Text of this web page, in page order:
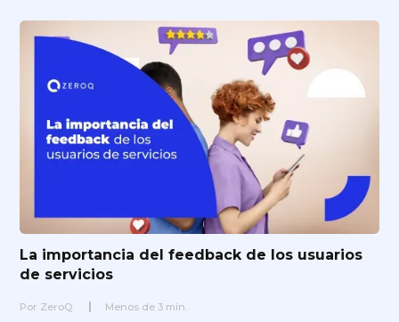
La importancia del feedback de los usuarios
de servicios
Por ZeroQ Menos de 3 min.